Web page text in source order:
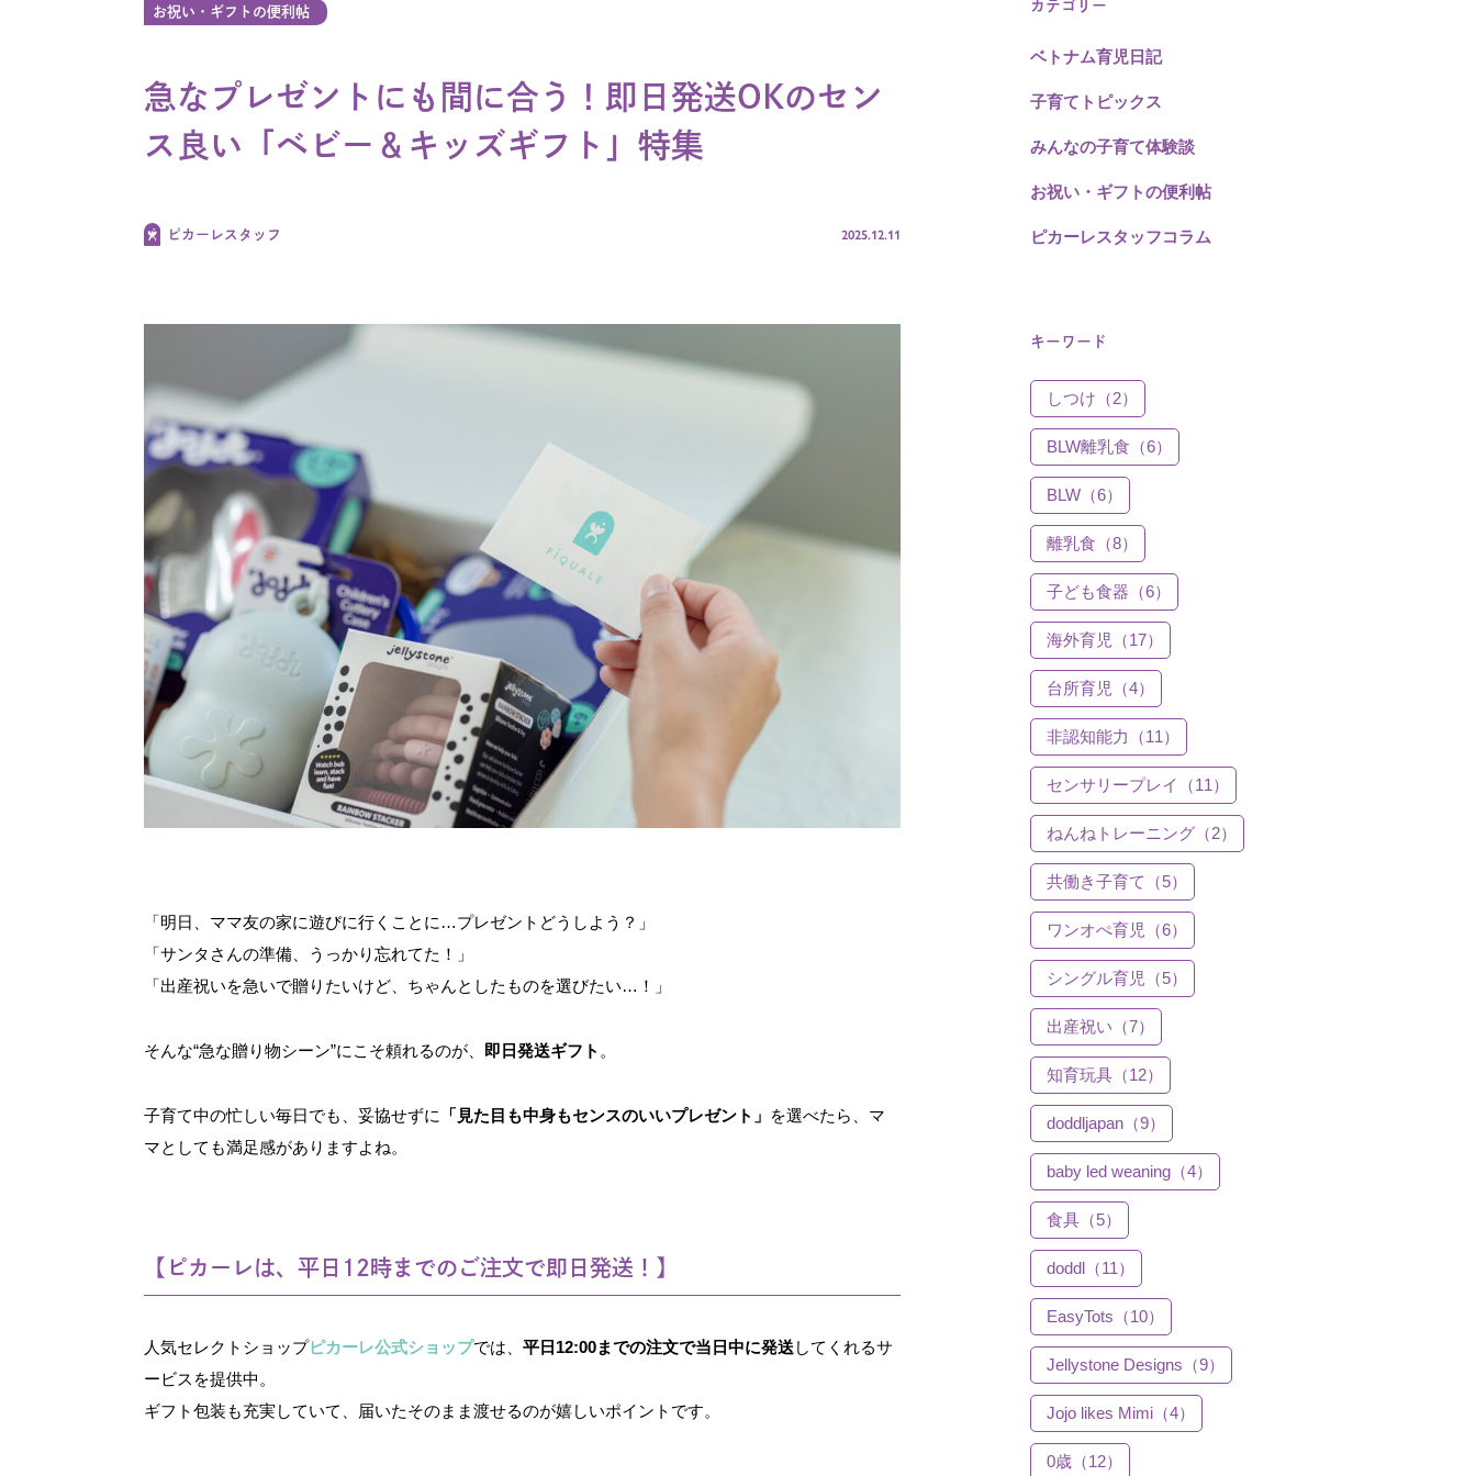
お祝い・ギフトの便利帖
急なプレゼントにも間に合う！即日発送OKのセン
ス良い「ベビー＆キッズギフト」特集
ピカーレスタッフ 2025.12.11
「明日、ママ友の家に遊びに行くことに…プレゼントどうしよう？」
「サンタさんの準備、うっかり忘れてた！」
「出産祝いを急いで贈りたいけど、ちゃんとしたものを選びたい…！」
そんな“急な贈り物シーン”にこそ頼れるのが、 即日発送ギフト 。
子育て中の忙しい毎日でも、妥協せずに 「見た目も中身もセンスのいいプレゼント」 を選べたら、マ
マとしても満足感がありますよね。
【ピカーレは、平日12時までのご注文で即日発送！】
人気セレクトショップピカーレ公式ショップでは、 平日12:00までの注文で当日中に発送 してくれるサ
ービスを提供中。
ギフト包装も充実していて、届いたそのまま渡せるのが嬉しいポイントです。
カテゴリー
ベトナム育児日記
子育てトピックス
みんなの子育て体験談
お祝い・ギフトの便利帖
ピカーレスタッフコラム
キーワード
しつけ（2）
BLW離乳食（6）
BLW（6）
離乳食（8）
子ども食器（6）
海外育児（17）
台所育児（4）
非認知能力（11）
センサリープレイ（11）
ねんねトレーニング（2）
共働き子育て（5）
ワンオぺ育児（6）
シングル育児（5）
出産祝い（7）
知育玩具（12）
doddljapan（9）
baby led weaning（4）
食具（5）
doddl（11）
EasyTots（10）
Jellystone Designs（9）
Jojo likes Mimi（4）
0歳（12）